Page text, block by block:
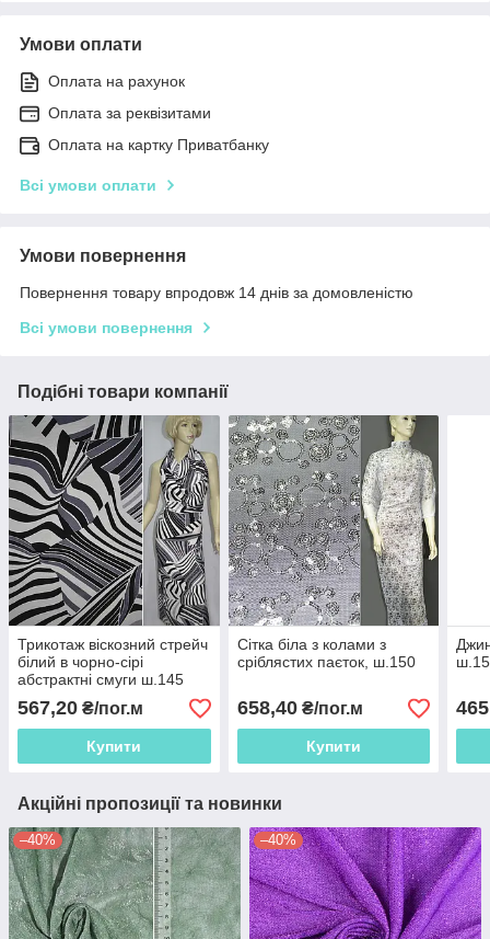
Умови оплати
Оплата на рахунок
Оплата за реквізитами
Оплата на картку Приватбанку
Всі умови оплати
Умови повернення
Повернення товару впродовж 14 днів за домовленістю
Всі умови повернення
Подібні товари компанії
Трикотаж віскозний стрейч
білий в чорно-сірі
абстрактні смуги ш.145
567,20 ₴/пог.м
Купити
Сітка біла з колами з
сріблястих паєток, ш.150
658,40₴/пог.м
Купити
465
Акційні пропозиції та новинки
–40% –40%